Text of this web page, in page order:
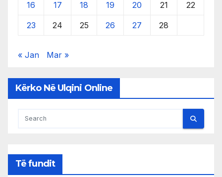
16 17 18 19 20 21 22
23 24 25 26 27 28
« Jan Mar »
Kërko Në Ulqini Online
Të fundit